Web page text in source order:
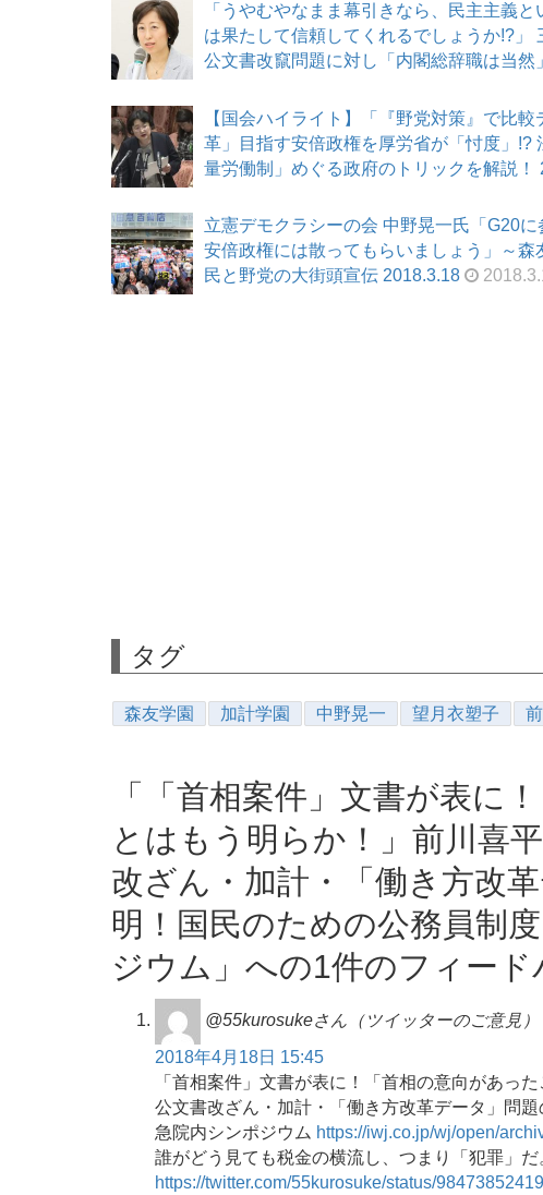
「うやむやなまま幕引きなら、民主主義
は果たして信頼してくれるでしょうか!?」
公文書改竄問題に対し「内閣総辞職は当
【国会ハイライト】「『野党対策』で比
革」目指す安倍政権を厚労省が「忖度」!?
量労働制」めぐる政府のトリックを解説！
立憲デモクラシーの会 中野晃一氏「G20
安倍政権には散ってもらいましょう」～
民と野党の大街頭宣伝 2018.3.18
タグ
森友学園 加計学園 中野晃一 望月衣塑子
「「首相案件」文書が表に
とはもう明らか！」前川喜
改ざん・加計・「働き方改
明！国民のための公務員制
ジウム」への1件のフィード
@55kurosukeさん（ツイッターのご意見）
2018年4月18日 15:45
「首相案件」文書が表に！「首相の意向があっ
公文書改ざん・加計・「働き方改革データ」問
急院内シンポジウム https://iwj.co.jp/wj/open/
誰がどう見ても税金の横流し、つまり「犯罪」だ
https://twitter.com/55kurosuke/status/